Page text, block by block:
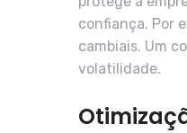
confiança. Por
cambiais. Um
volatilidade.